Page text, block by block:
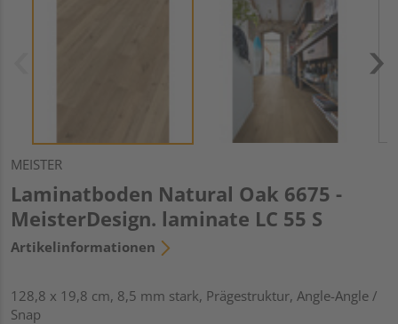
MEISTER
Laminatboden Natural Oak 6675 -
MeisterDesign. laminate LC 55 S
Artikelinformationen
128,8 x 19,8 cm, 8,5 mm stark, Prägestruktur, Angle-Angle /
Snap